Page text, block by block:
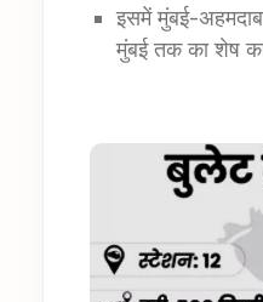
इसमें मुंबई-
मुंबई तक का शेष